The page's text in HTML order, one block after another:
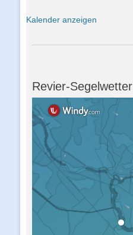
Kalender anzeigen
Revier-Segelwetter